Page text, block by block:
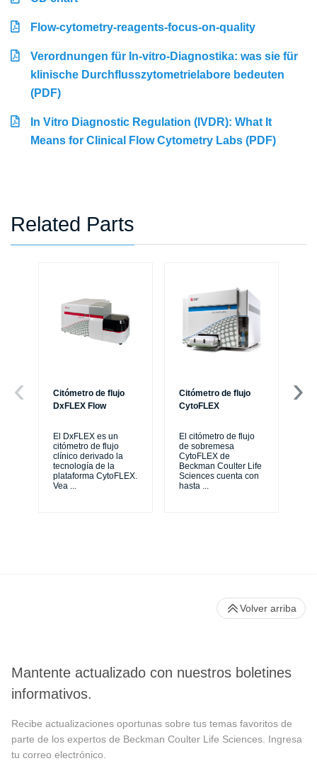
Flow-cytometry-reagents-focus-on-quality
Verordnungen für In-vitro-Diagnostika: was sie für
klinische Durchflusszytometrielabore bedeuten
(PDF)
In Vitro Diagnostic Regulation (IVDR): What It
Means for Clinical Flow Cytometry Labs (PDF)
Related Parts
Citómetro de flujo
DxFLEX Flow
El DxFLEX es un
citómetro de flujo
clínico derivado la
tecnología de la
plataforma CytoFLEX.
Vea ...
Citómetro de flujo
CytoFLEX
El citómetro de flujo
de sobremesa
CytoFLEX de
Beckman Coulter Life
Sciences cuenta con
hasta ...
Mantente actualizado con nuestros boletines
informativos.
Recibe actualizaciones oportunas sobre tus temas favoritos de
parte de los expertos de Beckman Coulter Life Sciences. Ingresa
tu correo electrónico.
Volver arriba